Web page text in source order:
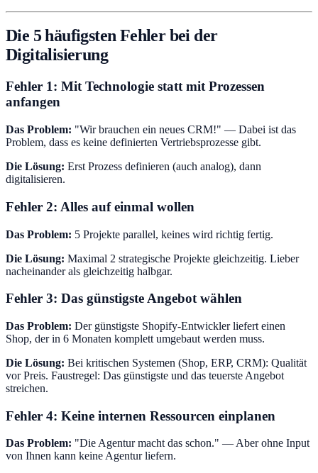
Die 5 häufigsten Fehler bei der
Digitalisierung
Fehler 1: Mit Technologie statt mit Prozessen
anfangen
Das Problem: "Wir brauchen ein neues CRM!" — Dabei ist das
Problem, dass es keine definierten Vertriebsprozesse gibt.
Die Lösung: Erst Prozess definieren (auch analog), dann
digitalisieren.
Fehler 2: Alles auf einmal wollen
Das Problem: 5 Projekte parallel, keines wird richtig fertig.
Die Lösung: Maximal 2 strategische Projekte gleichzeitig. Lieber
nacheinander als gleichzeitig halbgar.
Fehler 3: Das günstigste Angebot wählen
Das Problem: Der günstigste Shopify-Entwickler liefert einen
Shop, der in 6 Monaten komplett umgebaut werden muss.
Die Lösung: Bei kritischen Systemen (Shop, ERP, CRM): Qualität
vor Preis. Faustregel: Das günstigste und das teuerste Angebot
streichen.
Fehler 4: Keine internen Ressourcen einplanen
Das Problem: "Die Agentur macht das schon." — Aber ohne Input
von Ihnen kann keine Agentur liefern.